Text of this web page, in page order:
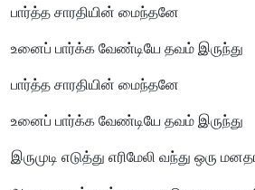
பார்த்த சாரதியின் மைந்தனே
உனைப் பார்க்க வேண்டியே தவம் இருந்து
பார்த்த சாரதியின் மைந்தனே
உனைப் பார்க்க வேண்டியே தவம் இருந்து
இருமுடி எடுத்து எரிமேலி வந்து ஒரு